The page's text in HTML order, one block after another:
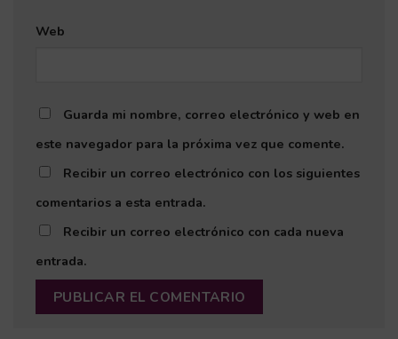
Web
Guarda mi nombre, correo electrónico y web en
este navegador para la próxima vez que comente.
Recibir un correo electrónico con los siguientes
comentarios a esta entrada.
Recibir un correo electrónico con cada nueva
entrada.